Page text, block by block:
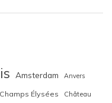
Amsterdam Anvers
Champs Élysées Château